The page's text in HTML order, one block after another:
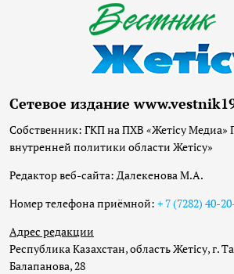
Сетевое издание
Собственник: ГКП на ПХВ «Жетісу Медиа»
внутренней политики области Жетісу»
Редактор веб-сайта: Далекенова М.А.
Номер телефона приёмной: + 7 (7282) 40-
Адрес редакции
Республика Казахстан, область Жетісу, г.
Балапанова, 28